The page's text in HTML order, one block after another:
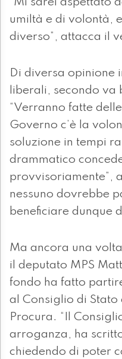
“Mi sarei aspettato
umiltà e di volontà,
diverso”, attacca il
Di diversa opinione
liberali, secondo va
“Verranno fatte
Governo c’è la
soluzione in tempi
drammatico
provvisoriamente”,
nessuno dovrebbe
beneficiare dunque
Ma ancora una
il deputato MPS
fondo ha fatto
al Consiglio di Stato
Procura. “Il
arroganza, ha
chiedendo di poter